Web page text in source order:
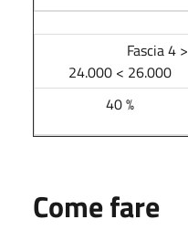
Fascia 4 >
24.000 < 26.000
40 %
Come fare